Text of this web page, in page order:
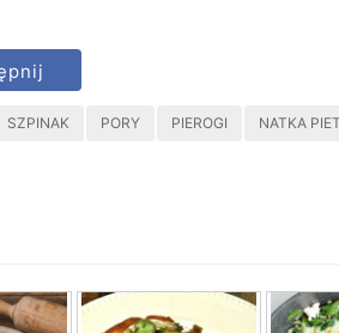
SZPINAK PORY PIEROGI NATKA